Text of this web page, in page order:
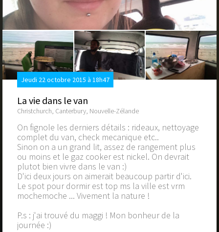
Jeudi 22 octobre 2015 à 18h47
La vie dans le van
Christchurch, Canterbury, Nouvelle-Zélande
On fignole les derniers détails : rideaux, nettoyage
complet du van, check mecanique etc..
Sinon on a un grand lit, assez de rangement plus
ou moins et le gaz cooker est nickel. On devrait
plutot bien vivre dans le van :)
D'ici deux jours on aimerait beaucoup partir d'ici.
Le spot pour dormir est top ms la ville est vrm
mochemoche ... Vivement la nature !
P.s : j'ai trouvé du maggi ! Mon bonheur de la
journée :)